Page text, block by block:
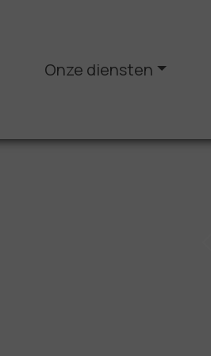
Onze diensten